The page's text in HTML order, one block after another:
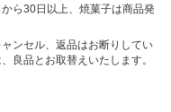
ら30日以上、焼菓子は商品発
ンセル、返品はお断りしてい
良品とお取替えいたします。